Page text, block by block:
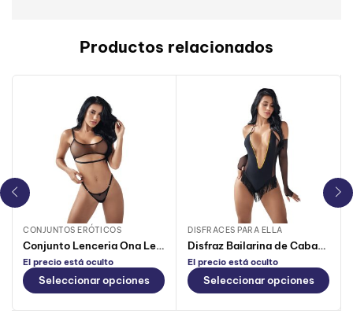
Productos relacionados
CONJUNTOS ERÓTICOS
Conjunto Lenceria Ona Lerot Negro
El precio está oculto
Seleccionar opciones
DISFRACES PARA ELLA
Disfraz Bailarina de Cabaret Lerot
El precio está oculto
Seleccionar opciones